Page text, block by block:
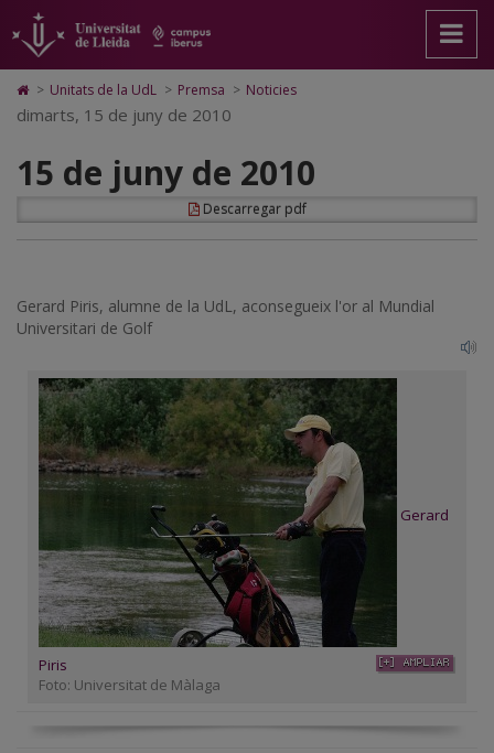
15
de
juny
de
2010
pàgina
principal.
Universitat
Lleida
contingut
principal
Mapa
Web.
Universitat
Cerca
Accessibilitat.
Universitat
Lleida
Icono
de
Home
ir
a
página
de
> Unitats de la UdL > Premsa > Noticies
dimarts, 15 de juny de 2010
15 de juny de 2010
Descarregar pdf
Gerard Piris, alumne de la UdL, aconsegueix l'or al Mundial
Universitari de Golf
Gerard
Piris
Foto: Universitat de Màlaga